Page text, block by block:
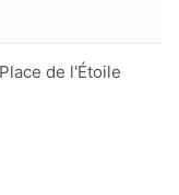
de l'Étoile